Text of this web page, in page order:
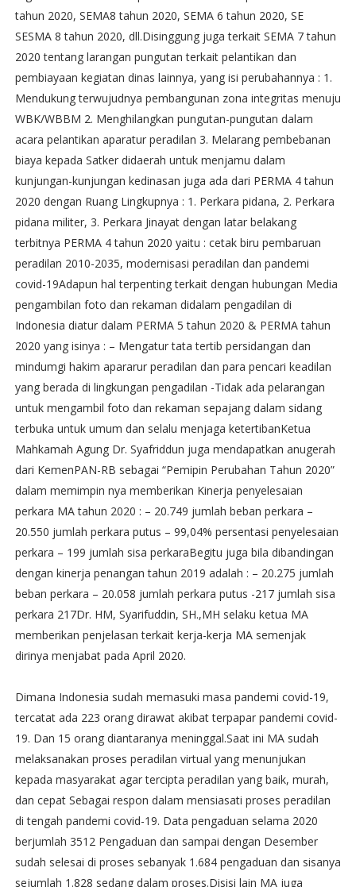
tahun 2020, SEMA8 tahun 2020, SEMA 6 tahun 2020, SE
SESMA 8 tahun 2020, dll.Disinggung juga terkait SEMA 7 tahun
2020 tentang larangan pungutan terkait pelantikan dan
pembiayaan kegiatan dinas lainnya, yang isi perubahannya : 1.
Mendukung terwujudnya pembangunan zona integritas menuju
WBK/WBBM 2. Menghilangkan pungutan-pungutan dalam
acara pelantikan aparatur peradilan 3. Melarang pembebanan
biaya kepada Satker didaerah untuk menjamu dalam
kunjungan-kunjungan kedinasan juga ada dari PERMA 4 tahun
2020 dengan Ruang Lingkupnya : 1. Perkara pidana, 2. Perkara
pidana militer, 3. Perkara Jinayat dengan latar belakang
terbitnya PERMA 4 tahun 2020 yaitu : cetak biru pembaruan
peradilan 2010-2035, modernisasi peradilan dan pandemi
covid-19Adapun hal terpenting terkait dengan hubungan Media
pengambilan foto dan rekaman didalam pengadilan di
Indonesia diatur dalam PERMA 5 tahun 2020 & PERMA tahun
2020 yang isinya : – Mengatur tata tertib persidangan dan
mindumgi hakim apararur peradilan dan para pencari keadilan
yang berada di lingkungan pengadilan -Tidak ada pelarangan
untuk mengambil foto dan rekaman sepajang dalam sidang
terbuka untuk umum dan selalu menjaga ketertibanKetua
Mahkamah Agung Dr. Syafriddun juga mendapatkan anugerah
dari KemenPAN-RB sebagai “Pemipin Perubahan Tahun 2020”
dalam memimpin nya memberikan Kinerja penyelesaian
perkara MA tahun 2020 : – 20.749 jumlah beban perkara –
20.550 jumlah perkara putus – 99,04% persentasi penyelesaian
perkara – 199 jumlah sisa perkaraBegitu juga bila dibandingan
dengan kinerja penangan tahun 2019 adalah : – 20.275 jumlah
beban perkara – 20.058 jumlah perkara putus -217 jumlah sisa
perkara 217Dr. HM, Syarifuddin, SH.,MH selaku ketua MA
memberikan penjelasan terkait kerja-kerja MA semenjak
dirinya menjabat pada April 2020.
Dimana Indonesia sudah memasuki masa pandemi covid-19,
tercatat ada 223 orang dirawat akibat terpapar pandemi covid-
19. Dan 15 orang diantaranya meninggal.Saat ini MA sudah
melaksanakan proses peradilan virtual yang menunjukan
kepada masyarakat agar tercipta peradilan yang baik, murah,
dan cepat Sebagai respon dalam mensiasati proses peradilan
di tengah pandemi covid-19. Data pengaduan selama 2020
berjumlah 3512 Pengaduan dan sampai dengan Desember
sudah selesai di proses sebanyak 1.684 pengaduan dan sisanya
sejumlah 1.828 sedang dalam proses.Disisi lain MA juga